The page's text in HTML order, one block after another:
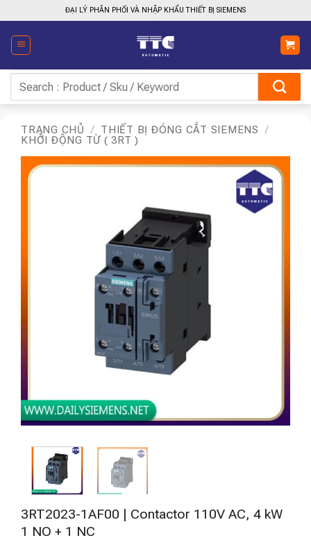
qua
nội
dung
ĐẠI LÝ PHÂN PHỐI VÀ NHẬP KHẨU THIẾT BỊ SIEMENS
kiếm:
TRANG CHỦ / THIẾT BỊ ĐÓNG CẮT SIEMENS
/
KHỞI ĐỘNG TỪ ( 3RT )
3RT2023-1AF00 | Contactor 110V AC, 4 kW
1 NO + 1 NC